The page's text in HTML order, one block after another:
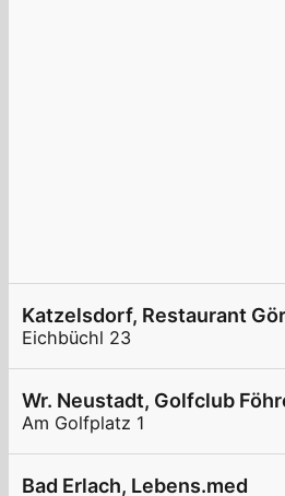
Katzelsdorf, Restaurant
Eichbüchl 23
Wr. Neustadt, Golfclub
Am Golfplatz 1
Bad Erlach, Lebens.med